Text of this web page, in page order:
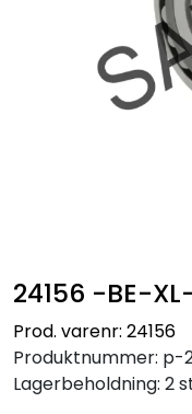
24156 -BE-
Prod. varenr: 24156
Produktnummer: p-
Lagerbeholdning: 2